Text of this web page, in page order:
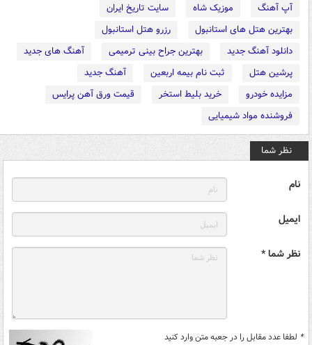
آپ آهنگ موزیک شاه
سایت تاریخ ایران
بهترین هتل های استانبول
رزرو هتل استانبول
دانلود آهنگ جدید
بهترین جراح بینی ترمیمی
آهنگ های جدید
پرشین هتل
ثبت نام بیمه اربعین
آهنگ جدید
مزایده خودرو
خرید بلیط استخر
قیمت ورق آهن پرایس
فروشنده مواد شیمیایی
نظر شما
نام
ایمیل
نظر شما *
* لطفا عدد مقابل را در جعبه متن وارد کنید